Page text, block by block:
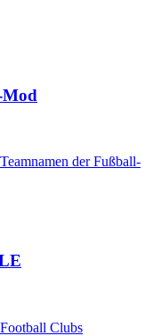
der Fußball-
Clubs